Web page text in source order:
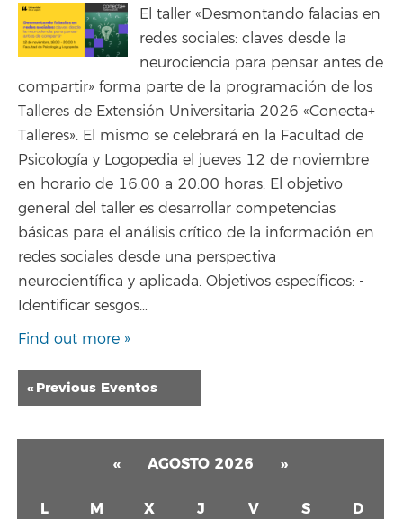
El taller «Desmontando falacias en
redes sociales: claves desde la
neurociencia para pensar antes de
compartir» forma parte de la programación de los
Talleres de Extensión Universitaria 2026 «Conecta+
Talleres». El mismo se celebrará en la Facultad de
Psicología y Logopedia el jueves 12 de noviembre
en horario de 16:00 a 20:00 horas. El objetivo
general del taller es desarrollar competencias
básicas para el análisis crítico de la información en
redes sociales desde una perspectiva
neurocientífica y aplicada. Objetivos específicos: -
Identificar sesgos…
Find out more »
Eventos
List
« Previous Eventos
« AGOSTO 2026 »
L M X J V S D